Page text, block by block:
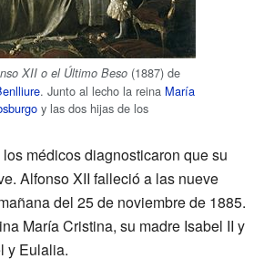
XII o el Último Beso (1887) de
. Junto al lecho la reina María
y las dos hijas de los
médicos diagnosticaron que su
Alfonso XII falleció a las nueve
del 25 de noviembre de 1885.
María Cristina, su madre Isabel II y
y Eulalia.